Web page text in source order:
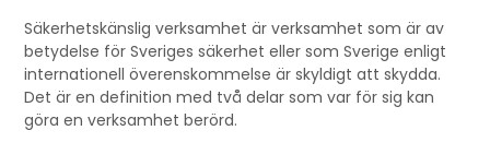
Säkerhetskänslig verksamhet är verksamhet som är av
betydelse för Sveriges säkerhet eller som Sverige enligt
internationell överenskommelse är skyldigt att skydda.
Det är en definition med två delar som var för sig kan
göra en verksamhet berörd.